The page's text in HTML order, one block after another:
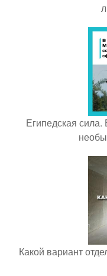
Египедская
Какой вариант